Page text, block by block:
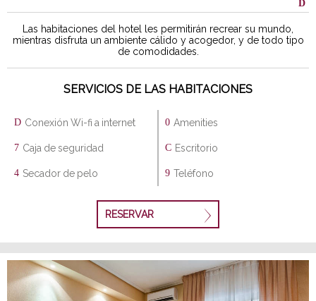
Las habitaciones del hotel les permitirán recrear su mundo,
mientras disfruta un ambiente cálido y acogedor, y de todo tipo
de comodidades.
SERVICIOS DE LAS HABITACIONES
Conexión Wi-fi a internet Amenities
Caja de seguridad Escritorio
Secador de pelo Teléfono
RESERVAR